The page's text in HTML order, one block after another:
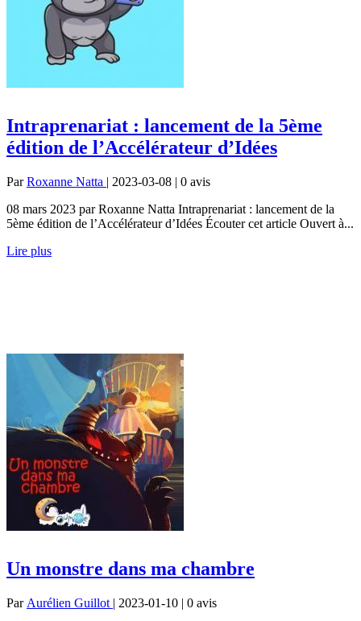
Intraprenariat : lancement de la 5ème
édition de l’Accélérateur d’Idées
ParRoxanne Natta | 2023-03-08 | 0 avis
08 mars 2023 par Roxanne Natta Intraprenariat : lancement de la
5ème édition de l’Accélérateur d’Idées Écouter cet article Ouvert à...
Lire plus
Un monstre dans ma chambre
Par Aurélien Guillot | 2023-01-10 | 0 avis